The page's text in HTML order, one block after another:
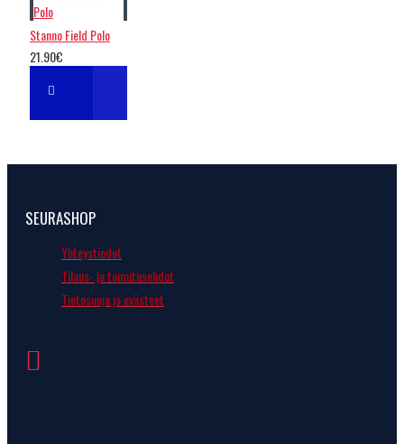
Stanno Field Polo
21.90€
SEURASHOP
Yhteystiedot
Tilaus- ja toimitusehdot
Tietosuoja ja evästeet